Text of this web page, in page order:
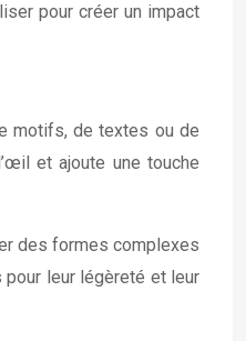
pour créer un impact
motifs, de textes ou de
et ajoute une touche
des formes complexes
leur légèreté et leur